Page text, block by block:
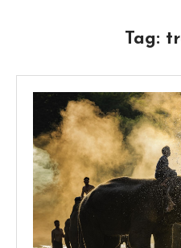
Tag: